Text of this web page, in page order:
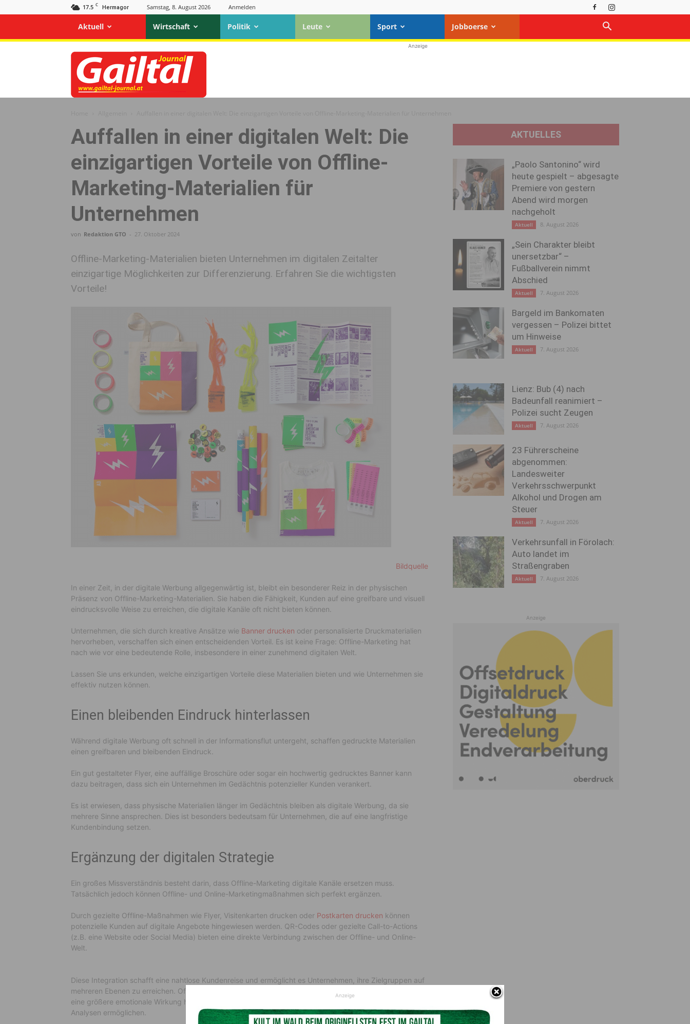
17.5 C Hermagor Samstag, 8. August 2026 Anmelden
Aktuell Wirtschaft Politik Leute Sport Jobboerse
Gailtal
Journal
Anzeige
Auffallen in einer digitalen Welt: Die
einzigartigen Vorteile von Offline-
Marketing-Materialien für
Unternehmen
von Redaktion GTO - 27. Oktober 2024
Offline-Marketing-Materialien bieten Unternehmen im digitalen Zeitalter
einzigartige Möglichkeiten zur Differenzierung. Erfahren Sie die wichtigsten
Vorteile!
Bildquelle
In einer Zeit, in der digitale Werbung allgegenwärtig ist, bleibt ein besonderer Reiz in der physischen
Präsenz von Offline-Marketing-Materialien. Sie haben die Fähigkeit, Kunden auf eine greifbare und visuell
eindrucksvolle Weise zu erreichen, die digitale Kanäle oft nicht bieten können.
Unternehmen, die sich durch kreative Ansätze wie Banner drucken oder personalisierte Druckmaterialien
hervorheben, verschaffen sich einen entscheidenden Vorteil. Es ist keine Frage: Offline-Marketing hat
nach wie vor eine bedeutende Rolle, insbesondere in einer zunehmend digitalen Welt.
Lassen Sie uns erkunden, welche einzigartigen Vorteile diese Materialien bieten und wie Unternehmen sie
effektiv nutzen können.
Einen bleibenden Eindruck hinterlassen
Während digitale Werbung oft schnell in der Informationsflut untergeht, schaffen gedruckte Materialien
einen greifbaren und bleibenden Eindruck.
Ein gut gestalteter Flyer, eine auffällige Broschüre oder sogar ein hochwertig gedrucktes Banner kann
dazu beitragen, dass sich ein Unternehmen im Gedächtnis potenzieller Kunden verankert.
Es ist erwiesen, dass physische Materialien länger im Gedächtnis bleiben als digitale Werbung, da sie
mehrere Sinne ansprechen. Dies ist besonders bedeutsam für Unternehmen, die auf eine langfristige
Kundenbindung setzen.
Ergänzung der digitalen Strategie
Ein großes Missverständnis besteht darin, dass Offline-Marketing digitale Kanäle ersetzen muss.
Tatsächlich jedoch können Offline- und Online-Marketingmaßnahmen sich perfekt ergänzen.
Durch gezielte Offline-Maßnahmen wie Flyer, Visitenkarten drucken oder Postkarten drucken können
potenzielle Kunden auf digitale Angebote hingewiesen werden. QR-Codes oder gezielte Call-to-Actions
(z.B. eine Website oder Social Media) bieten eine direkte Verbindung zwischen der Offline- und Online-
Welt.
Diese Integration schafft eine nahtlose Kundenreise und ermöglicht es Unternehmen, ihre Zielgruppen auf
mehreren Ebenen zu erreichen. Offline-Marketingmaterialien können als physische Erinnerung dienen und
eine größere emotionale Wirkung haben, während digitale Kanäle sofortige Interaktionen und detaillierte
Analysen ermöglichen.
AKTUELLES
„Paolo Santonino“ wird
heute gespielt – abgesagte
Premiere von gestern
Abend wird morgen
nachgeholt
Aktuell 8. August 2026
„Sein Charakter bleibt
unersetzbar“ –
Fußballverein nimmt
Abschied
Aktuell 7. August 2026
Bargeld im Bankomaten
vergessen – Polizei bittet
um Hinweise
Aktuell 7. August 2026
Lienz: Bub (4) nach
Badeunfall reanimiert –
Polizei sucht Zeugen
Aktuell 7. August 2026
23 Führerscheine
abgenommen:
Landesweiter
Verkehrsschwerpunkt
Alkohol und Drogen am
Steuer
Aktuell 7. August 2026
Verkehrsunfall in Förolach:
Auto landet im
Straßengraben
Aktuell 7. August 2026
Anzeige
Anzeige